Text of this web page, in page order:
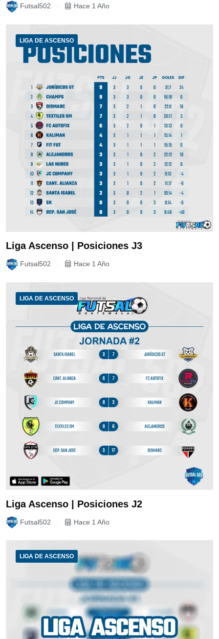
Futsal502 Hace 1 Año
LIGA DE ASCENSO
Liga Ascenso | Posiciones J3
Futsal502 Hace 1 Año
LIGA DE ASCENSO
Liga Ascenso | Posiciones J2
Futsal502 Hace 1 Año
LIGA DE ASCENSO